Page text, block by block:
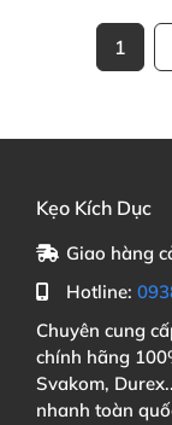
1
Kẹo Kích Dục
Giao hàng
Hotline:
Chuyên cung
chính hãng
Svakom,
nhanh toàn